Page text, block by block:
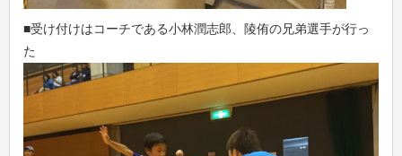
■受け付けはコーチである小林潤志郎、陵侑の兄弟選手が行っ
た